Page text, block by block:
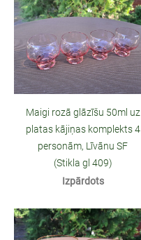
Maigi rozā glāzīšu 50ml uz
platas kājiņas komplekts 4
personām, Līvānu SF
(Stikla gl 409)
Izpārdots